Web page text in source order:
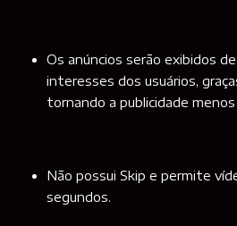
Os anúncios serão exibidos
interesses dos usuários,
tornando a publicidade
Não possui Skip e permite
segundos.